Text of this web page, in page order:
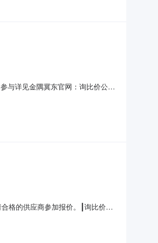
与详见金隅冀东官网：询比价公告
格的供应商参加报价。┃询比价基